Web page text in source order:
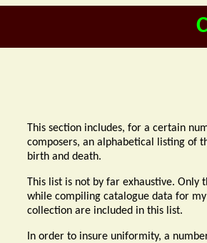
This section includes, for a certain
composers, an alphabetical listing of
birth and death.
This list is not by far exhaustive. Only
while compiling catalogue data for
collection are included in this list.
In order to insure uniformity, a